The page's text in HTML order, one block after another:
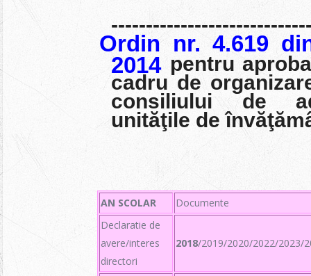
Ordin nr. 4.619
2014 pentru
cadru de
consiliului de
unităţile de
AN SCOLAR
Documente
Declaratie de
avere/interes
directori
2018/2019/2020/2022/2023/